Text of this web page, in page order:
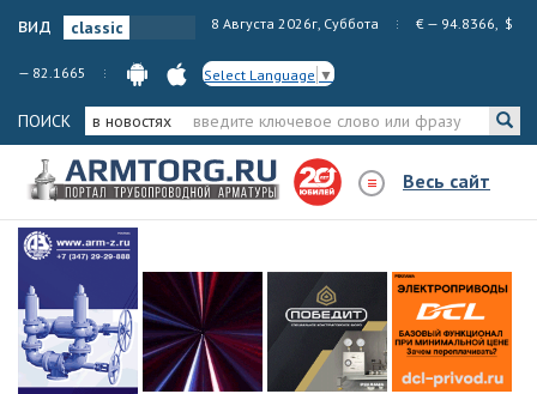
вид 8 Августа 2026г, Суббота € — 94.8366, $
— 82.1665 Select Language ▼
ПОИСК в новостях
Весь сайт